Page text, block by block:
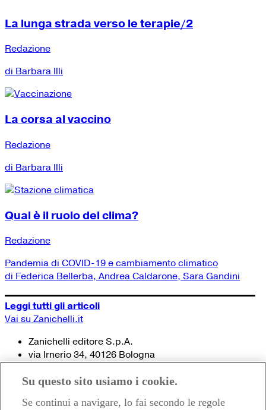
La lunga strada verso le terapie/2
Redazione
di Barbara Illi
La corsa al vaccino
Redazione
di Barbara Illi
Qual è il ruolo del clima?
Redazione
Pandemia di COVID-19 e cambiamento climatico
di Federica Bellerba, Andrea Caldarone, Sara Gandini
Leggi tutti gli articoli
Vai su Zanichelli.it
Zanichelli editore S.p.A.
via Irnerio 34, 40126 Bologna
Tel. 051- 293.111 / 245.024
Su questo sito usiamo i cookie.
Se continui a navigare, lo fai secondo le regole